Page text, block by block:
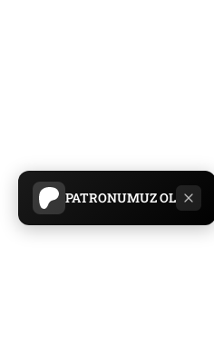
PATRONUMUZ OL